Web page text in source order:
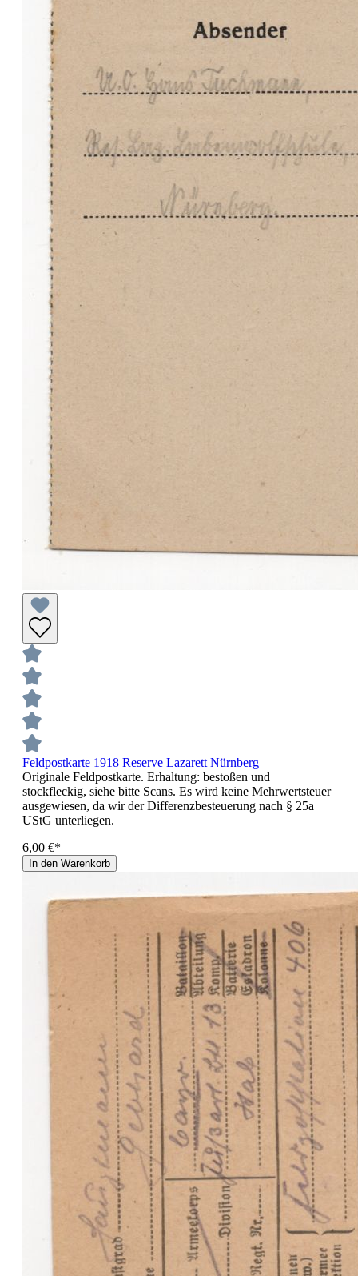
Feldpostkarte 1918 Reserve Lazarett Nürnberg
Originale Feldpostkarte. Erhaltung: bestoßen und
stockfleckig, siehe bitte Scans. Es wird keine Mehrwertsteuer
ausgewiesen, da wir der Differenzbesteuerung nach § 25a
UStG unterliegen.
6,00 €*
In den Warenkorb